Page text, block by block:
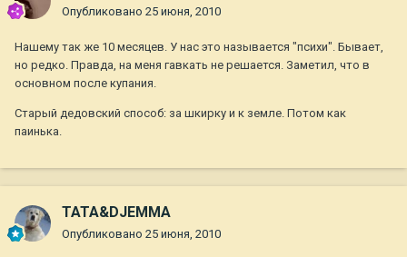
Опубликовано 25 июня, 2010
Нашему так же 10 месяцев. У нас это называется "психи". Бывает,
но редко. Правда, на меня гавкать не решается. Заметил, что в
основном после купания.
Старый дедовский способ: за шкирку и к земле. Потом как
паинька.
TATA&DJEMMA
Опубликовано 25 июня, 2010